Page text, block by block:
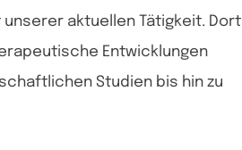
aktuellen Tätigkeit. Dort
Entwicklungen
Studien bis hin zu